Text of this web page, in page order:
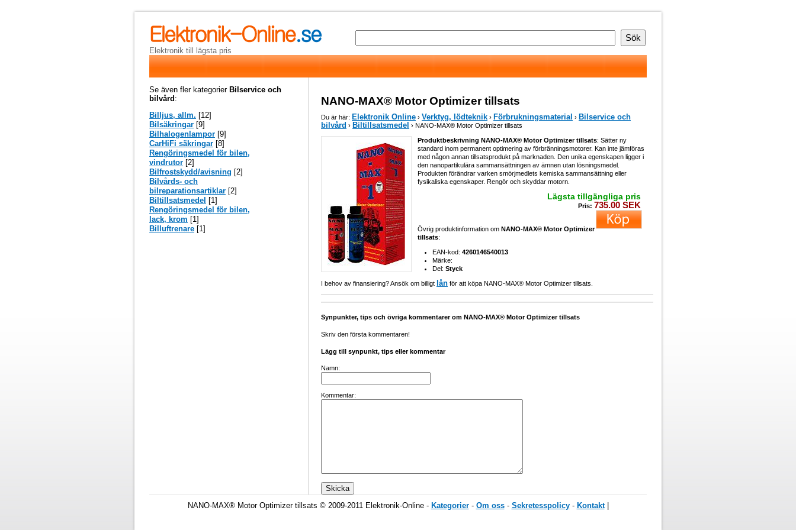
Elektronik till lägsta pris
NANO-MAX® Motor Optimizer tillsats
Du är här: Elektronik Online › Verktyg, lödteknik › Förbrukningsmaterial › Bilservice och
bilvård › Biltillsatsmedel › NANO-MAX® Motor Optimizer tillsats
Produktbeskrivning NANO-MAX® Motor Optimizer tillsats: Sätter ny
standard inom permanent optimering av förbränningsmotorer. Kan inte jämföras
med någon annan tillsatsprodukt på marknaden. Den unika egenskapen ligger i
den nanopartikulära sammansättningen av ämnen utan lösningsmedel.
Produkten förändrar varken smörjmedlets kemiska sammansättning eller
fysikaliska egenskaper. Rengör och skyddar motorn.
Lägsta tillgängliga pris
Pris: 735.00 SEK
Övrig produktinformation om NANO-MAX® Motor Optimizer
tillsats:
EAN-kod: 4260146540013
Märke:
Del: Styck
I behov av finansiering? Ansök om billigt lån för att köpa NANO-MAX® Motor Optimizer tillsats.
Synpunkter, tips och övriga kommentarer om NANO-MAX® Motor Optimizer tillsats
Skriv den första kommentaren!
Lägg till synpunkt, tips eller kommentar
Namn:
Kommentar:
Se även fler kategorier Bilservice och
bilvård :
Billjus, allm. [12]
Bilsäkringar [9]
Bilhalogenlampor [9]
CarHiFi säkringar [8]
Rengöringsmedel för bilen,
vindrutor [2]
Bilfrostskydd/avisning [2]
Bilvårds- och
bilreparationsartiklar [2]
Biltillsatsmedel
[1]
Rengöringsmedel för bilen,
lack, krom [1]
Billuftrenare [1]
NANO-MAX® Motor Optimizer tillsats © 2009-2011 Elektronik-Online - Kategorier- Om oss- Sekretesspolicy- Kontakt|